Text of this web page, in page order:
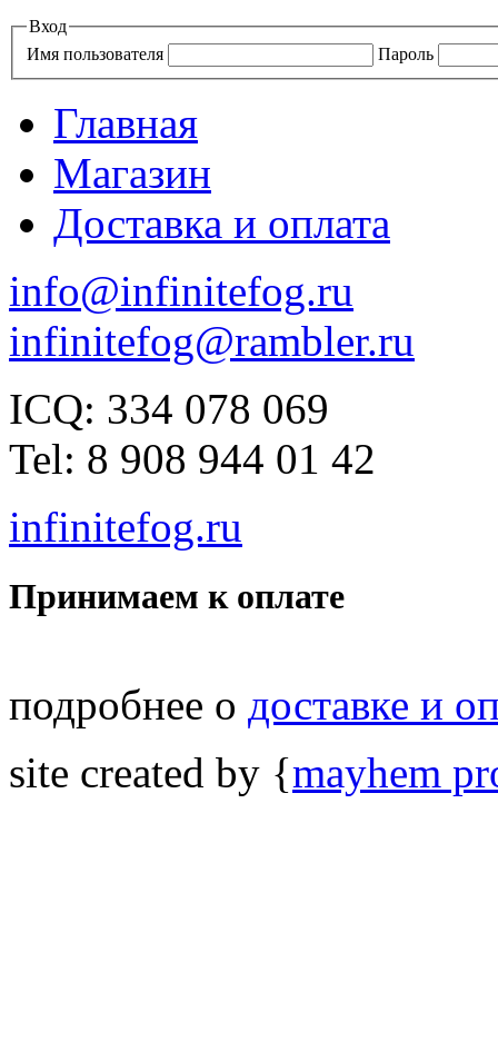
Вход
Имя пользователя
Пароль
Главная
Магазин
Доставка и оплата
info@infinitefog.ru
infinitefog@rambler.ru
ICQ: 334 078 069
Tel: 8 908 944 01 42
infinitefog.ru
Принимаем к оплате
подробнее о доставке и
site created by {mayhem